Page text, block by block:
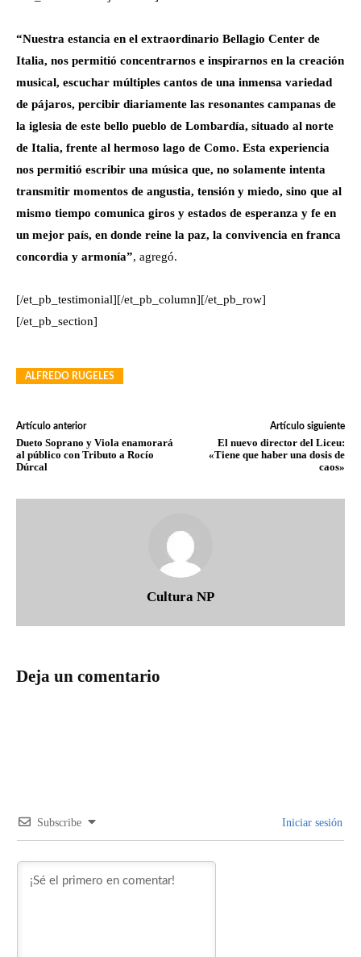
“Nuestra estancia en el extraordinario Bellagio Center de
Italia, nos permitió concentrarnos e inspirarnos en la creación
musical, escuchar múltiples cantos de una inmensa variedad
de pájaros, percibir diariamente las resonantes campanas de
la iglesia de este bello pueblo de Lombardía, situado al norte
de Italia, frente al hermoso lago de Como. Esta experiencia
nos permitió escribir una música que, no solamente intenta
transmitir momentos de angustia, tensión y miedo, sino que al
mismo tiempo comunica giros y estados de esperanza y fe en
un mejor país, en donde reine la paz, la convivencia en franca
concordia y armonía”, agregó.
[/et_pb_testimonial][/et_pb_column][/et_pb_row]
[/et_pb_section]
ALFREDO RUGELES
Artículo anterior
Dueto Soprano y Viola enamorará
al público con Tributo a Rocío
Dúrcal
Artículo siguiente
El nuevo director del Liceu:
«Tiene que haber una dosis de
caos»
Cultura NP
Deja un comentario
Subscribe Iniciar sesión